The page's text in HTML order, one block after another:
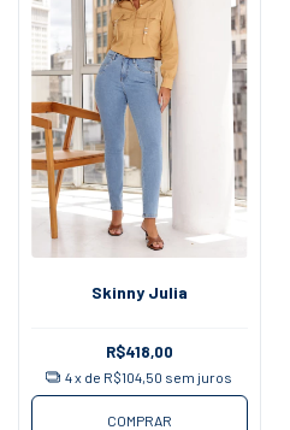
Skinny Julia
R$418,00
4x de R$104,50 sem juros
COMPRAR